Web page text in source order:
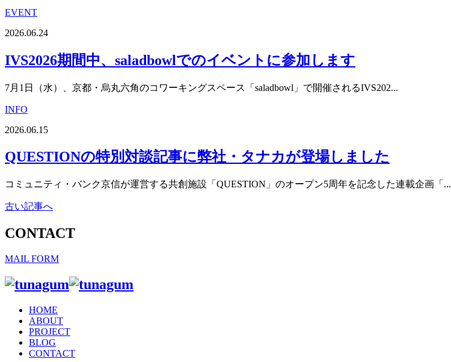
EVENT
2026.06.24
IVS2026期間中、saladbowlでのイベントに参加します
7月1日（水）、京都・烏丸六角のコワーキングスペース「saladbowl」で開催されるIVS202...
INFO
2026.06.15
QUESTIONの特別対談記事に弊社・タナカが登場しました
コミュニティ・バンク京信が運営する共創施設「QUESTION」のオープン5周年を記念した連載企画「...
古い記事へ
CONTACT
MAIL FORM
HOME
ABOUT
PROJECT
BLOG
CONTACT